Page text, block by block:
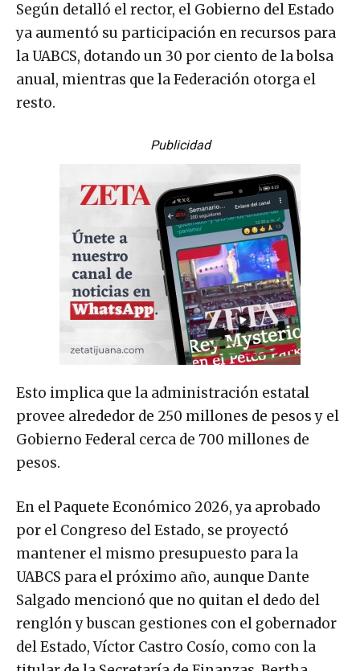
Según detalló el rector, el Gobierno del Estado
ya aumentó su participación en recursos para
la UABCS, dotando un 30 por ciento de la bolsa
anual, mientras que la Federación otorga el
resto.
Publicidad
Esto implica que la administración estatal
provee alrededor de 250 millones de pesos y el
Gobierno Federal cerca de 700 millones de
pesos.
En el Paquete Económico 2026, ya aprobado
por el Congreso del Estado, se proyectó
mantener el mismo presupuesto para la
UABCS para el próximo año, aunque Dante
Salgado mencionó que no quitan el dedo del
renglón y buscan gestiones con el gobernador
del Estado, Víctor Castro Cosío, como con la